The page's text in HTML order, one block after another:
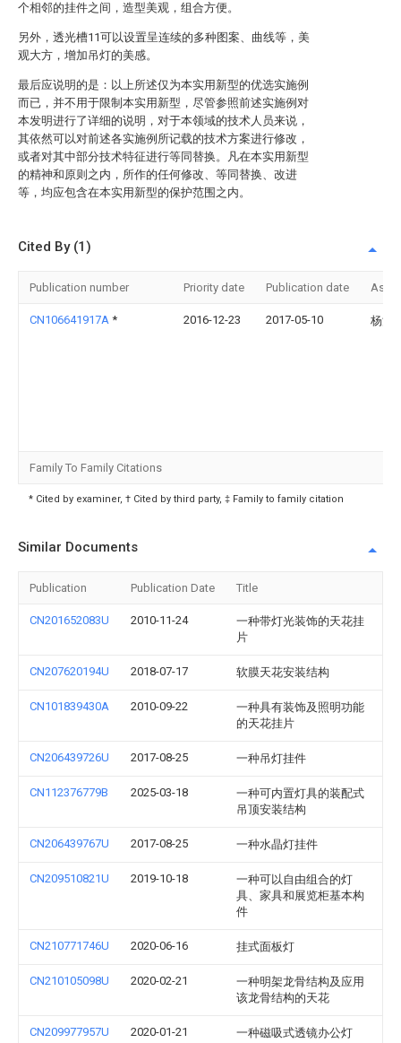
个相邻的挂件之间，造型美观，组合方便。
另外，透光槽11可以设置呈连续的多种图案、曲线等，美
观大方，增加吊灯的美感。
最后应说明的是：以上所述仅为本实用新型的优选实施例
而已，并不用于限制本实用新型，尽管参照前述实施例对
本发明进行了详细的说明，对于本领域的技术人员来说，
其依然可以对前述各实施例所记载的技术方案进行修改，
或者对其中部分技术特征进行等同替换。凡在本实用新型
的精神和原则之内，所作的任何修改、等同替换、改进
等，均应包含在本实用新型的保护范围之内。
Cited By (1)
Publication number Priority date Publication date
CN106641917A * 2016-12-23 2017-05-10 杨波
Family To Family Citations
* Cited by examiner, † Cited by third party, ‡ Family to family citation
Similar Documents
Publication Publication Date Title
CN201652083U 2010-11-24
一种带灯光装饰的天花挂
片
CN207620194U 2018-07-17 软膜天花安装结构
CN101839430A 2010-09-22
一种具有装饰及照明功能
的天花挂片
CN206439726U 2017-08-25 一种吊灯挂件
CN112376779B 2025-03-18
一种可内置灯具的装配式
吊顶安装结构
CN206439767U 2017-08-25 一种水晶灯挂件
CN209510821U 2019-10-18
一种可以自由组合的灯
具、家具和展览柜基本构
件
CN210771746U 2020-06-16 挂式面板灯
CN210105098U 2020-02-21
一种明架龙骨结构及应用
该龙骨结构的天花
CN209977957U 2020-01-21 一种磁吸式透镜办公灯